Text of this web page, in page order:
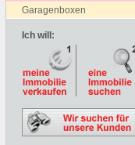
Garagenboxen
Ich will: